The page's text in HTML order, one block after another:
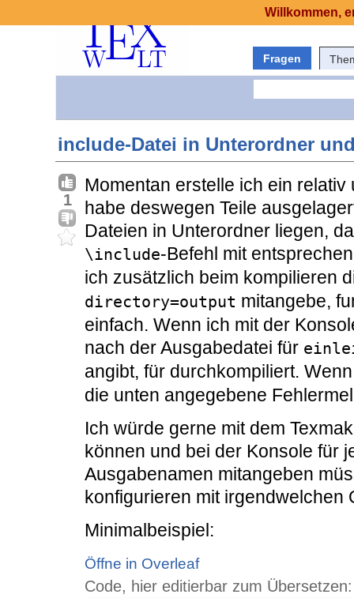
Fragen
include-Datei in Unterordner
1
Momentan erstelle ich ein
habe deswegen Teile
Dateien in Unterordner liegen,
\include-Befehl mit
ich zusätzlich beim kompilieren
directory=output mitangebe,
einfach. Wenn ich mit der
nach der Ausgabedatei für
angibt, für durchkompiliert.
die unten angegebene
Ich würde gerne mit dem
können und bei der Konsole für
Ausgabenamen mitangeben
konfigurieren mit irgendwelchen
Minimalbeispiel:
Öffne in Overleaf
Code, hier editierbar zum Übersetzen:
Willkommen,